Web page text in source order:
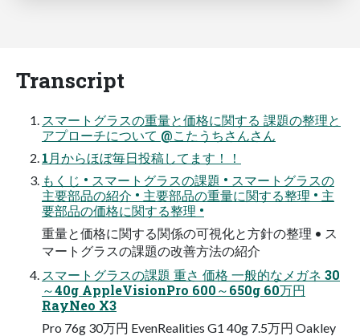
Transcript
スマートグラスの重量と価格に関する 課題の整理と
アプローチについて @こたうちさんさん
1月からほぼ毎日投稿してます！！
もくじ • スマートグラスの課題 • スマートグラスの
主要部品の紹介 • 主要部品の重量に関する整理 • 主
要部品の価格に関する整理 •
重量と価格に関する関係の可視化と方針の整理 • ス
マートグラスの課題の改善方法の紹介
スマートグラスの課題 重さ 価格 一般的なメガネ 30
～40g AppleVisionPro 600～650g 60万円
RayNeo X3
Pro 76g 30万円 EvenRealities G1 40g 7.5万円 Oakley